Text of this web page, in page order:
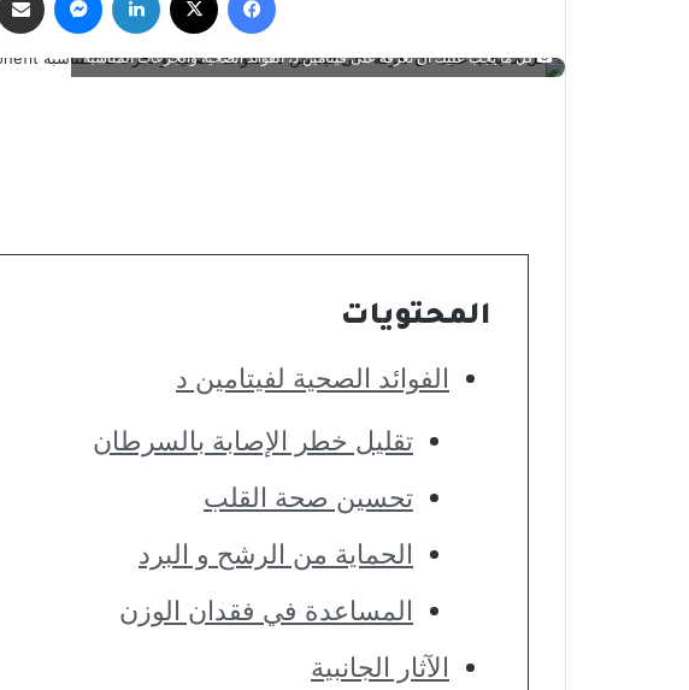
كل ما يجب عليك أن تعرفه على فيتامين د، الفوائد الصحية والجرعات المناسبة
المحتويات
الفوائد الصحية لفيتامين د
تقليل خطر الإصابة بالسرطان
تحسين صحة القلب
الحماية من الرشح و البرد
المساعدة في فقدان الوزن
الآثار الجانبية